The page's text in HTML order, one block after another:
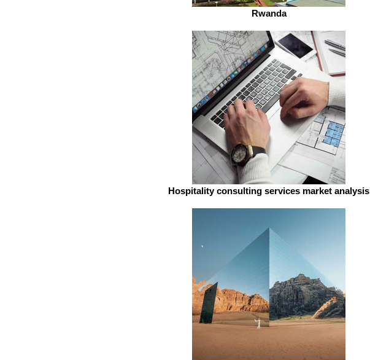
Rwanda
Hospitality consulting services market analysis